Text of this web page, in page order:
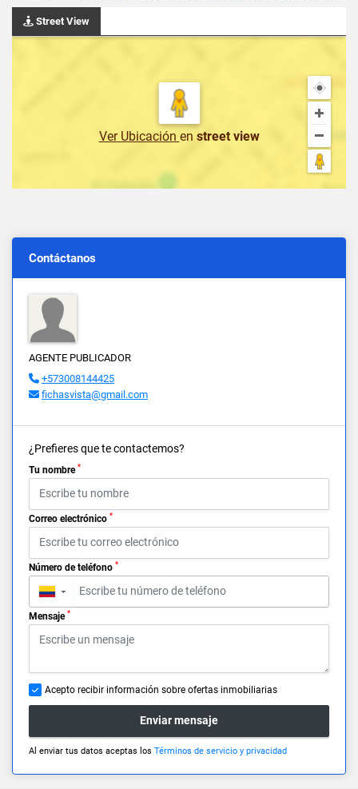
Street View
Ver Ubicación en street view
Contáctanos
AGENTE PUBLICADOR
+573008144425
fichasvista@gmail.com
¿Prefieres que te contactemos?
Tu nombre *
Correo electrónico *
Número de teléfono *
▼
Mensaje *
Acepto recibir información sobre ofertas inmobiliarias
Enviar mensaje
Al enviar tus datos aceptas los Términos de servicio y privacidad